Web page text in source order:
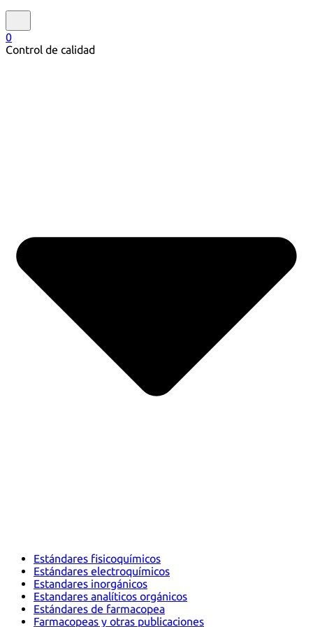
0
Control de calidad
Estándares fisicoquímicos
Estándares electroquímicos
Estandares inorgánicos
Estandares analíticos orgánicos
Estándares de farmacopea
Farmacopeas y otras publicaciones